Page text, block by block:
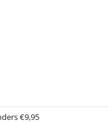
€9,95